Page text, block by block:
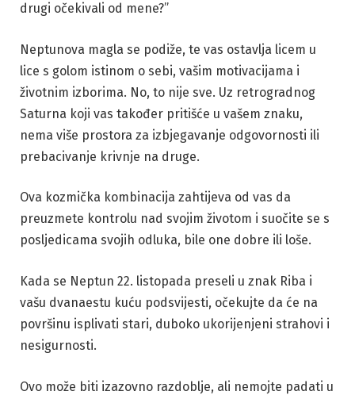
drugi očekivali od mene?”
Neptunova magla se podiže, te vas ostavlja licem u
lice s golom istinom o sebi, vašim motivacijama i
životnim izborima. No, to nije sve. Uz retrogradnog
Saturna koji vas također pritišće u vašem znaku,
nema više prostora za izbjegavanje odgovornosti ili
prebacivanje krivnje na druge.
Ova kozmička kombinacija zahtijeva od vas da
preuzmete kontrolu nad svojim životom i suočite se s
posljedicama svojih odluka, bile one dobre ili loše.
Kada se Neptun 22. listopada preseli u znak Riba i
vašu dvanaestu kuću podsvijesti, očekujte da će na
površinu isplivati stari, duboko ukorijenjeni strahovi i
nesigurnosti.
Ovo može biti izazovno razdoblje, ali nemojte padati u